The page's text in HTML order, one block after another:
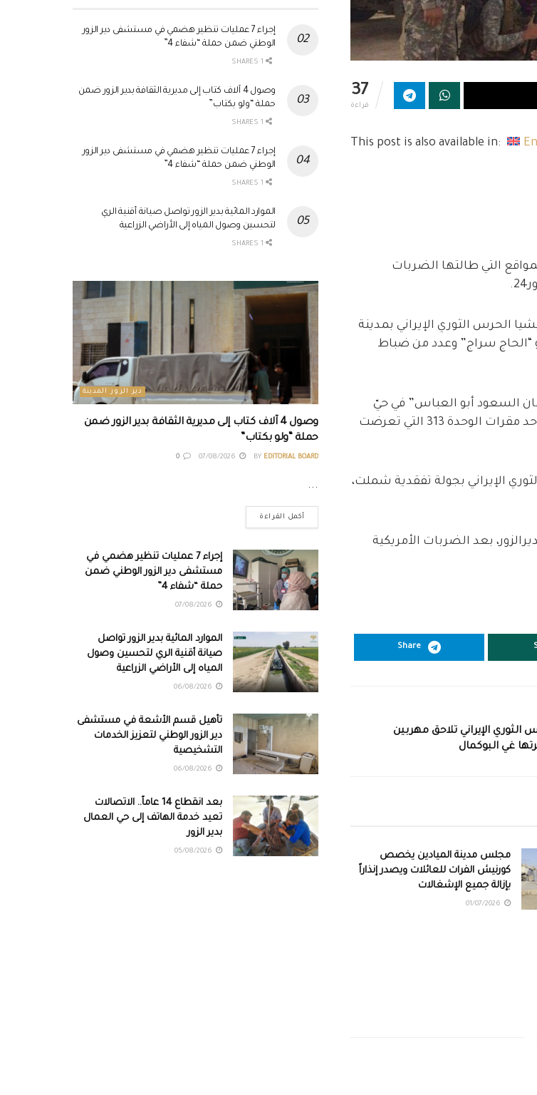
37
قراءة
This post is also available in:
التي طالتها الضربات
الحرس الثوري الإيراني بمدينة
“الحاج سراج” وعدد من ضباط
السعود أبو العباس” في حيّ
البلعوم عند مدخل مدينة الميادين الغربي، والتي تعرضت للقصف، وأحد مقرات الوحدة 313 التي تعرضت
الإيراني بجولة تفقدية شملت،
بعد الضربات الأمريكية
Share
الثوري الإيراني تلاحق مهربين
غي البوكمال
مجلس مدينة الميادين يخصص
كورنيش الفرات للعائلات ويصدر إنذاراً
بإزالة جميع الإشغالات
إجراء 7 عمليات تنظير هضمي في مستشفى دير الزور
الوطني ضمن حملة “شفاء 4”
وصول 4 آلاف كتاب إلى مديرية الثقافة بدير الزور ضمن
حملة “ولو بكتاب”
إجراء 7 عمليات تنظير هضمي في مستشفى دير الزور
الوطني ضمن حملة “شفاء 4”
الموارد المائية بدير الزور تواصل صيانة أقنية الري
لتحسين وصول المياه إلى الأراضي الزراعية
دير الزور المدينة
وصول 4 آلاف كتاب إلى مديرية الثقافة بدير الزور ضمن
حملة “ولو بكتاب”
BY EDITORIAL BOARD
0
...
أكمل القراءة
إجراء 7 عمليات تنظير هضمي في
مستشفى دير الزور الوطني ضمن
حملة “شفاء 4”
الموارد المائية بدير الزور تواصل
صيانة أقنية الري لتحسين وصول
المياه إلى الأراضي الزراعية
تأهيل قسم الأشعة في مستشفى
دير الزور الوطني لتعزيز الخدمات
التشخيصية
بعد انقطاع 14 عاماً.. الاتصالات
تعيد خدمة الهاتف إلى حي العمال
بدير الزور